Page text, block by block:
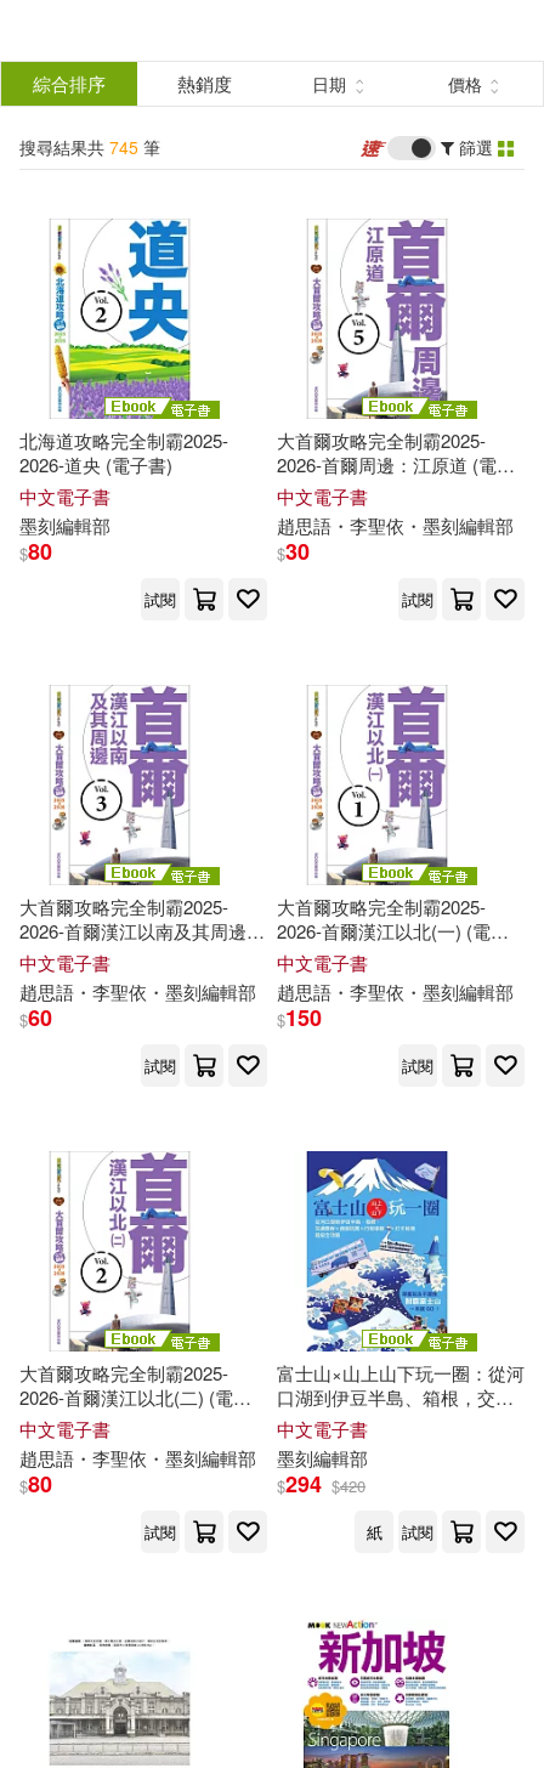
結
分類 (單選)
所有商品(745) 圖書(566)
電子書(175)
作者 (可複選)
墨刻編輯部(465)
墨刻編輯部編著(66)
墨刻編輯部 編著(39)
李冠瑩(22)
朱月華‧墨刻編輯部(19)
翁紫曦(12) 蔡嘉榛(11)
周麗淑(9) 汪雨菁(9)
彭欣喬(8) 戴鎂珍(8)
李曉萍‧墨刻編輯部(8)
吳俊緯．蒙金蘭．墨刻編輯部(7)
蔣育荏(7)
趙思語・李聖依・墨刻編輯部(7)
呂宛霖(6) 墨刻出版編輯部(6)
林志恆(6)
墨刻編輯部編(5)
展開
出版社 (可複選)
墨刻(514)
人民郵電出版社(195)
科學出版社(13)
旅遊教育出版社(11)
龍門書局(5)
世界圖書出版公司北京公司(3)
北方文藝出版社(2)
交通部觀光署花東縱谷國家風景區
化學工業出版社(1)
配送方式
可海外宅配(562)
可港澳店取(562)
綜合排序 熱銷度 日期 價格
搜尋結果共 745 筆 篩選
北海道攻略完全制霸2025-
2026-道央 (電子書)
中文電子書
墨刻編輯部
$80
試閱
大首爾攻略完全制霸2025-
2026-首爾周邊：江原道 (電子
書)
中文電子書
趙思語・李聖依・ 墨刻編輯部
$30
試閱
大首爾攻略完全制霸2025-
2026-首爾漢江以南及其周邊
(電子書)
中文電子書
趙思語・李聖依・ 墨刻編輯部
$60
試閱
大首爾攻略完全制霸2025-
2026-首爾漢江以北(一) (電子
書)
中文電子書
趙思語・李聖依・ 墨刻編輯部
$150
試閱
大首爾攻略完全制霸2025-
2026-首爾漢江以北(二) (電子
書)
中文電子書
趙思語・李聖依・ 墨刻編輯部
$80
試閱
富士山×山上山下玩一圈：從河
口湖到伊豆半島、箱根，交通
票券×食宿玩買×行程串聯×打
卡秘境超級全攻略 (電子書)
中文電子書
墨刻編輯部
$294 $420
紙
試閱